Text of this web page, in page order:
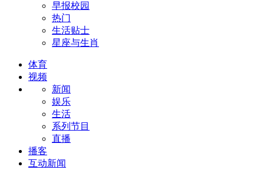
早报校园
热门
生活贴士
星座与生肖
体育
视频
新闻
娱乐
生活
系列节目
直播
播客
互动新闻